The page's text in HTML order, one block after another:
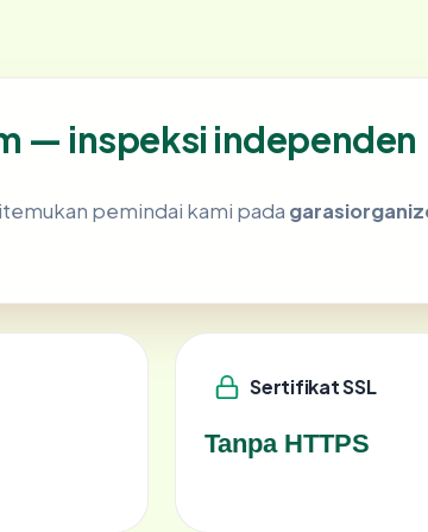
— inspeksi independen
pemindai kami pada
Sertifikat SSL
Tanpa HTTPS